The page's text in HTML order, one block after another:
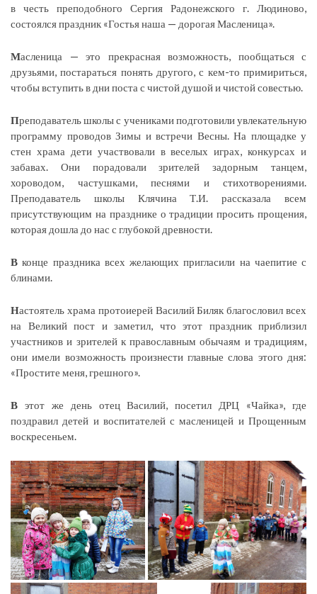
в честь преподобного Сергия Радонежского г. Людиново,
состоялся праздник «Гостья наша — дорогая Масленица».
Масленица — это прекрасная возможность, пообщаться с
друзьями, постараться понять другого, с кем-то примириться,
чтобы вступить в дни поста с чистой душой и чистой совестью.
Преподаватель школы с учениками подготовили увлекательную
программу проводов Зимы и встречи Весны. На площадке у
стен храма дети участвовали в веселых играх, конкурсах и
забавах. Они порадовали зрителей задорным танцем,
хороводом, частушками, песнями и стихотворениями.
Преподаватель школы Клячина Т.И. рассказала всем
присутствующим на празднике о традиции просить прощения,
которая дошла до нас с глубокой древности.
В конце праздника всех желающих пригласили на чаепитие с
блинами.
Настоятель храма протоиерей Василий Биляк благословил всех
на Великий пост и заметил, что этот праздник приблизил
участников и зрителей к православным обычаям и традициям,
они имели возможность произнести главные слова этого дня:
«Простите меня, грешного».
В этот же день отец Василий, посетил ДРЦ «Чайка», где
поздравил детей и воспитателей с масленицей и Прощенным
воскресеньем.